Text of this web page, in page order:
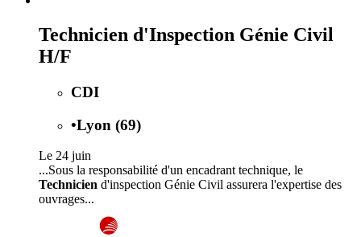
Technicien d'Inspection Génie Civil
H/F
CDI
•Lyon (69)
Le 24 juin
...Sous la responsabilité d'un encadrant technique, le
Technicien d'inspection Génie Civil assurera l'expertise des
ouvrages...